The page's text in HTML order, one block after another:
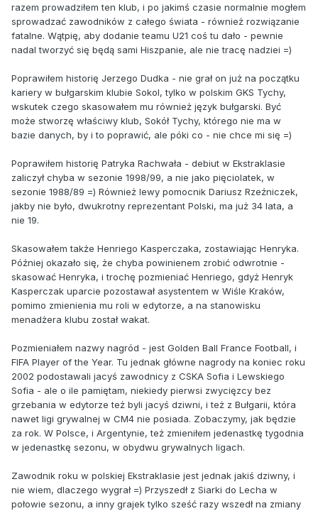
razem prowadziłem ten klub, i po jakimś czasie normalnie mogłem
sprowadzać zawodników z całego świata - również rozwiązanie
fatalne. Wątpię, aby dodanie teamu U21 coś tu dało - pewnie
nadal tworzyć się będą sami Hiszpanie, ale nie tracę nadziei =)
Poprawiłem historię Jerzego Dudka - nie grał on już na początku
kariery w bułgarskim klubie Sokol, tylko w polskim GKS Tychy,
wskutek czego skasowałem mu również język bułgarski. Być
może stworzę właściwy klub, Sokół Tychy, którego nie ma w
bazie danych, by i to poprawić, ale póki co - nie chce mi się =)
Poprawiłem historię Patryka Rachwała - debiut w Ekstraklasie
zaliczył chyba w sezonie 1998/99, a nie jako pięciolatek, w
sezonie 1988/89 =) Również lewy pomocnik Dariusz Rzeźniczek,
jakby nie było, dwukrotny reprezentant Polski, ma już 34 lata, a
nie 19.
Skasowałem także Henriego Kasperczaka, zostawiając Henryka.
Później okazało się, że chyba powinienem zrobić odwrotnie -
skasować Henryka, i trochę pozmieniać Henriego, gdyż Henryk
Kasperczak uparcie pozostawał asystentem w Wiśle Kraków,
pomimo zmienienia mu roli w edytorze, a na stanowisku
menadżera klubu został wakat.
Pozmieniałem nazwy nagród - jest Golden Ball France Football, i
FIFA Player of the Year. Tu jednak główne nagrody na koniec roku
2002 podostawali jacyś zawodnicy z CSKA Sofia i Lewskiego
Sofia - ale o ile pamiętam, niekiedy pierwsi zwycięzcy bez
grzebania w edytorze też byli jacyś dziwni, i też z Bułgarii, która
nawet ligi grywalnej w CM4 nie posiada. Zobaczymy, jak będzie
za rok. W Polsce, i Argentynie, też zmieniłem jedenastkę tygodnia
w jedenastkę sezonu, w obydwu grywalnych ligach.
Zawodnik roku w polskiej Ekstraklasie jest jednak jakiś dziwny, i
nie wiem, dlaczego wygrał =) Przyszedł z Siarki do Lecha w
połowie sezonu, a inny grajek tylko sześć razy wszedł na zmiany